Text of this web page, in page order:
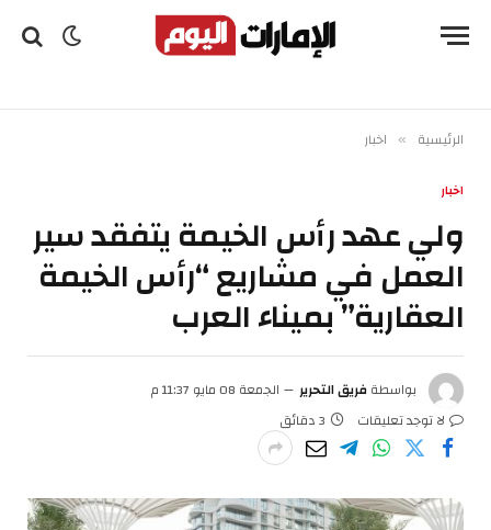
الرئيسية » اخبار
اخبار
ولي عهد رأس الخيمة يتفقد سير
العمل في مشاريع “رأس الخيمة
العقارية” بميناء العرب
بواسطةفريق التحرير
الجمعة 08 مايو 11:37 م
لا توجد تعليقات
3 دقائق